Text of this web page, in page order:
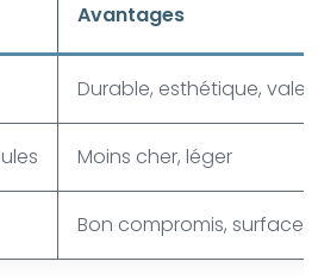
Avantages
Durable, esthétique,
Moins cher, léger
Bon compromis, surface